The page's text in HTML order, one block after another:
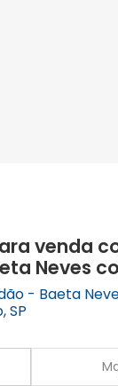
venda
Neves
- Baeta
SP